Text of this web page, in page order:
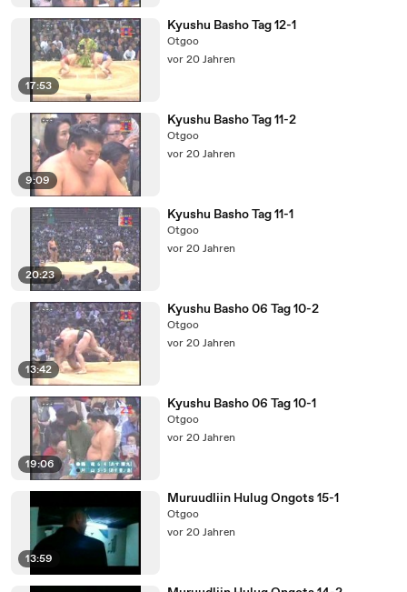
17:53
Kyushu Basho Tag 12-1
Otgoo
vor 20 Jahren
9:09
Kyushu Basho Tag 11-2
Otgoo
vor 20 Jahren
20:23
Kyushu Basho Tag 11-1
Otgoo
vor 20 Jahren
13:42
Kyushu Basho 06 Tag 10-2
Otgoo
vor 20 Jahren
19:06
Kyushu Basho 06 Tag 10-1
Otgoo
vor 20 Jahren
13:59
Muruudliin Hulug Ongots 15-1
Otgoo
vor 20 Jahren